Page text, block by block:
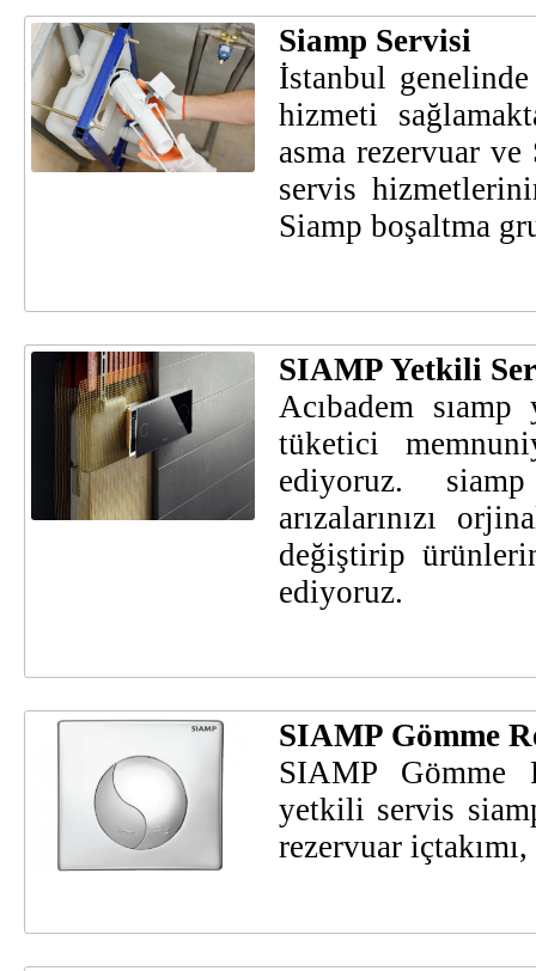
Siamp Servisi
İstanbul
hizmeti
asma rezervuar
servis
Siamp boşaltma
SIAMP Yetkili
Acıbadem
tüketici
ediyoruz.
arızalarınızı
değiştirip
ediyoruz.
SIAMP Gömme
SIAMP Gömme
yetkili servis
rezervuar